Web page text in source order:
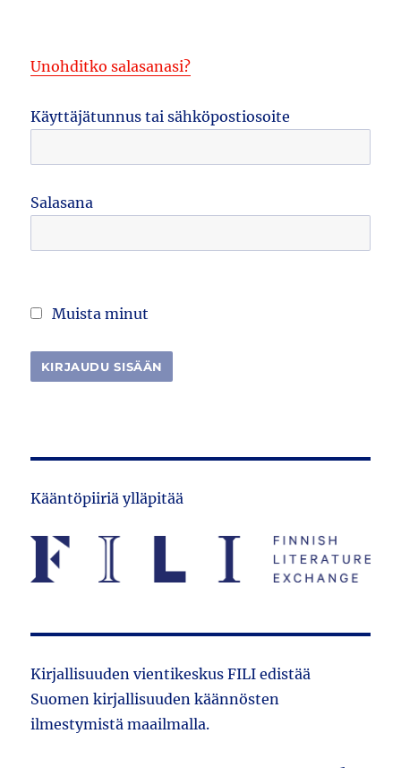
Unohditko salasanasi?
Käyttäjätunnus tai sähköpostiosoite
Salasana
Muista minut
Kääntöpiiriä ylläpitää
Kirjallisuuden vientikeskus FILI edistää
Suomen kirjallisuuden käännösten
ilmestymistä maailmalla.